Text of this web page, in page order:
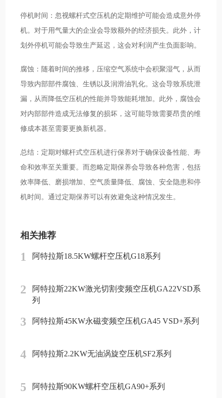
停机时间：忽视螺杆式空压机的定期维护可能会造成意外停
机。对于用气量大的企业会导致额外的经济损失。此外，计
划外停机可能会导致生产延迟，这会对利润产生负面影响。
腐蚀：随着时间的推移，压缩空气系统中会积聚湿气，从而
导致内部部件腐蚀、生锈以及润滑油乳化。这会导致系统泄
漏，从而降低空压机的性能并导致能耗增加。此外，腐蚀会
对内部部件造成无法修复的损坏，这可能导致需要昂贵的维
修成本甚至需要更换新机器。
总结：定期对螺杆式空压机进行保养对于确保设备性能、寿
命和效率至关重要。而忽略定期保养会导致各种危害，包括
效率降低、磨损增加、空气质量降低、腐蚀、安全隐患和停
机时间。通过定期保养可以有效避免这种情况发生。
相关推荐
1 阿特拉斯18.5KW螺杆空压机G18系列
2
阿特拉斯22KW激光切割变频空压机GA22VSD系
列
3 阿特拉斯45KW永磁变频空压机GA45 VSD+系列
4 阿特拉斯2.2KW无油涡旋空压机SF2系列
5 阿特拉斯90KW螺杆空压机GA90+系列